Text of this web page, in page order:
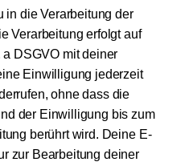
in die Verarbeitung der
Verarbeitung erfolgt auf
DSGVO mit deiner
Einwilligung jederzeit
ohne dass die
der Einwilligung bis zum
berührt wird. Deine E-
zur Bearbeitung deiner